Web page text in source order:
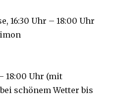
16:30 Uhr – 18:00 Uhr
18:00 Uhr (mit
schönem Wetter bis